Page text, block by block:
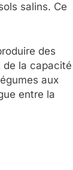
salins. Ce
des
de la capacité
aux
entre la